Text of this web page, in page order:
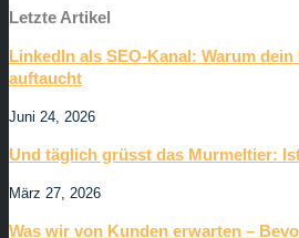
Letzte Artikel
LinkedIn als SEO-Kanal: Warum
auftaucht
Juni 24, 2026
Und täglich grüsst das Murmeltier:
März 27, 2026
Was wir von Kunden erwarten –